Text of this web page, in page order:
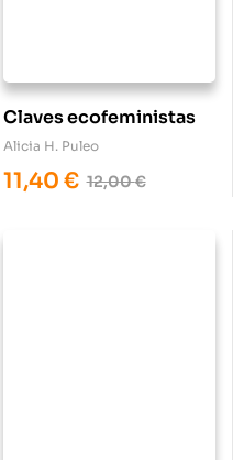
Claves ecofeministas
Alicia H. Puleo
12,00€
11,40 €